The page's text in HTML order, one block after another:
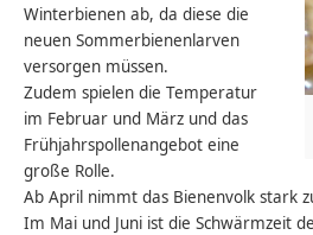
Winterbienen ab, da diese die
neuen Sommerbienenlarven
versorgen müssen.
Zudem spielen die Temperatur
im Februar und März und das
Frühjahrspollenangebot eine
große Rolle.
Ab April nimmt das Bienenvolk stark
Im Mai und Juni ist die Schwärmzeit